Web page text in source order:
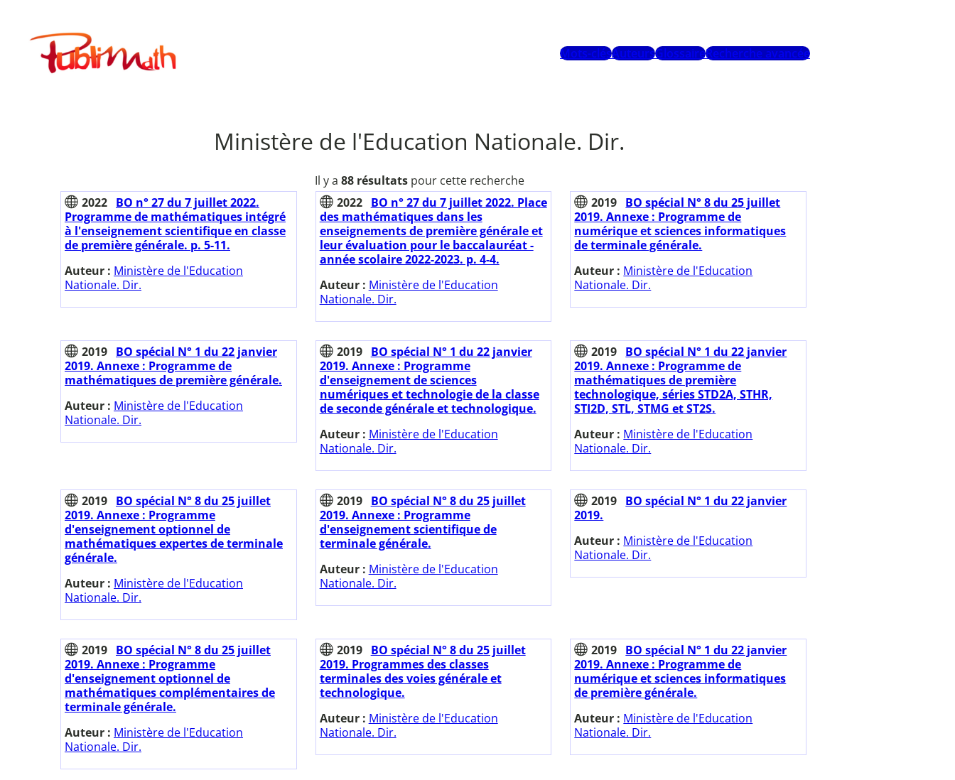
contenuPublimath
Mots-clésAuteursGlossaireRecherche avancée
Ministère de l'Education Nationale. Dir.
Il y a 88 résultatspour cette recherche
2022 BO n° 27 du 7 juillet 2022.
Programme de mathématiques intégré
à l'enseignement scientifique en classe
de première générale. p. 5-11.
Auteur : Ministère de l'Education
Nationale. Dir.
2022
BO n° 27 du 7 juillet 2022. Place
des mathématiques dans les
enseignements de première générale et
leur évaluation pour le baccalauréat -
année scolaire 2022-2023. p. 4-4.
Auteur : Ministère de l'Education
Nationale. Dir.
2019 BO spécial N° 8 du 25 juillet
2019. Annexe : Programme de
numérique et sciences informatiques
de terminale générale.
Auteur : Ministère de l'Education
Nationale. Dir.
2019 BO spécial N° 1 du 22 janvier
2019. Annexe : Programme de
mathématiques de première générale.
Auteur : Ministère de l'Education
Nationale. Dir.
2019
BO spécial N° 1 du 22 janvier
2019. Annexe : Programme
d'enseignement de sciences
numériques et technologie de la classe
de seconde générale et technologique.
Auteur : Ministère de l'Education
Nationale. Dir.
2019 BO spécial N° 1 du 22 janvier
2019. Annexe : Programme de
mathématiques de première
technologique, séries STD2A, STHR,
STI2D, STL, STMG et ST2S.
Auteur : Ministère de l'Education
Nationale. Dir.
2019 BO spécial N° 8 du 25 juillet
2019. Annexe : Programme
d'enseignement optionnel de
mathématiques expertes de terminale
générale.
Auteur : Ministère de l'Education
Nationale. Dir.
2019
BO spécial N° 8 du 25 juillet
2019. Annexe : Programme
d'enseignement scientifique de
terminale générale.
Auteur : Ministère de l'Education
Nationale. Dir.
2019 BO spécial N° 1 du 22 janvier
2019.
Auteur : Ministère de l'Education
Nationale. Dir.
2019 BO spécial N° 8 du 25 juillet
2019. Annexe : Programme
d'enseignement optionnel de
mathématiques complémentaires de
terminale générale.
Auteur : Ministère de l'Education
Nationale. Dir.
2019
BO spécial N° 8 du 25 juillet
2019. Programmes des classes
terminales des voies générale et
technologique.
Auteur : Ministère de l'Education
Nationale. Dir.
2019 BO spécial N° 1 du 22 janvier
2019. Annexe : Programme de
numérique et sciences informatiques
de première générale.
Auteur : Ministère de l'Education
Nationale. Dir.